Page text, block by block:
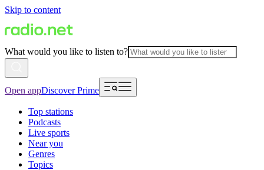
Skip to content
What would you like to listen to?
Open appDiscover Prime
Top stations
Podcasts
Live sports
Near you
Genres
Topics